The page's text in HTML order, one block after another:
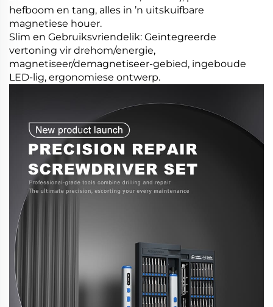
hefboom en tang, alles in ’n uitskuifbare
magnetiese houer.
Slim en Gebruiksvriendelik: Geïntegreerde
vertoning vir drehom/energie,
magnetiseer/demagnetiseer-gebied, ingeboude
LED-lig, ergonomiese ontwerp.